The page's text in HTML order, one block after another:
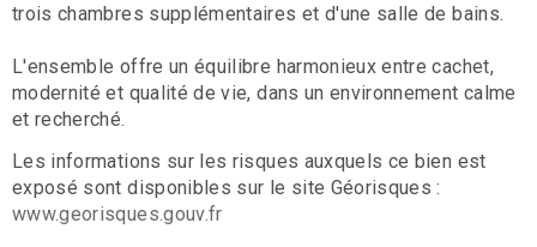
trois chambres supplémentaires et d'une salle de bains.
L'ensemble offre un équilibre harmonieux entre cachet,
modernité et qualité de vie, dans un environnement calme
et recherché.
Les informations sur les risques auxquels ce bien est
exposé sont disponibles sur le site Géorisques :
www.georisques.gouv.fr